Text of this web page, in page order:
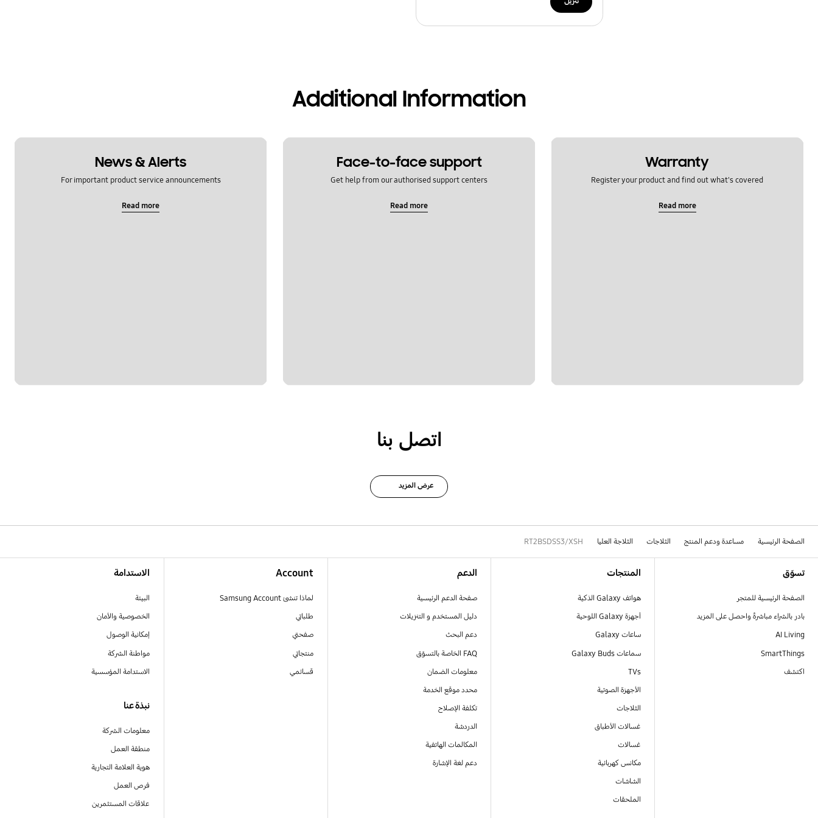
Additional Information
Warranty
Register your product and find out what's covered
Read more
Face-to-face support
Get help from our authorised support centers
Read more
News & Alerts
For important product service announcements
Read more
اتصل بنا
عرض المزيد
الصفحة الرئيسية مساعدة ودعم المنتج الثلاجات الثلاجة العليا RT2BSDSS3/XSH
تسوّق
الصفحة الرئيسية للمتجر
بادر بالشراء مباشرةً واحصل على المزيد
AI Living
SmartThings
اكتشف
المنتجات
هواتف Galaxy الذكية
أجهزة Galaxy اللوحية
ساعات Galaxy
سماعات Galaxy Buds
TVs
الأجهزة الصوتية
الثلاجات
غسالات الأطباق
غسالات
مكانس كهربائية
الشاشات
الملحقات
الدعم
صفحة الدعم الرئيسية
دليل المستخدم و التنزيلات
دعم البحث
FAQ الخاصة بالتسوّق
معلومات الضمان
محدد موقع الخدمة
تكلفة الإصلاح
الدردشة
المكالمات الهاتفية
دعم لغة الإشارة
Account
لماذا تنشئ Samsung Account
طلباتي
صفحتي
منتجاتي
قسائمي
الاستدامة
البيئة
الخصوصية والأمان
إمكانية الوصول
مواطنة الشركة
الاستدامة المؤسسية
نبذة عنا
معلومات الشركة
منطقة العمل
هوية العلامة التجارية
فرص العمل
علاقات المستثمرين